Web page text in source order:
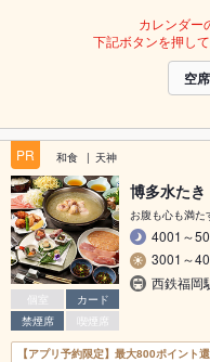
カレンダー
下記ボタンを押し
空
PR 和食 天神
個室
カード
禁煙席
喫煙席
博多水た
お腹も心も満
4001～
3001～
西鉄福岡
【アプリ予約限定】最大800ポイント